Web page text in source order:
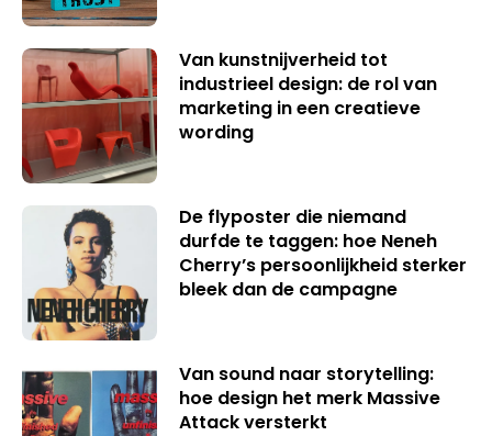
Van kunstnijverheid tot
industrieel design: de rol van
marketing in een creatieve
wording
De flyposter die niemand
durfde te taggen: hoe Neneh
Cherry’s persoonlijkheid sterker
bleek dan de campagne
Van sound naar storytelling:
hoe design het merk Massive
Attack versterkt